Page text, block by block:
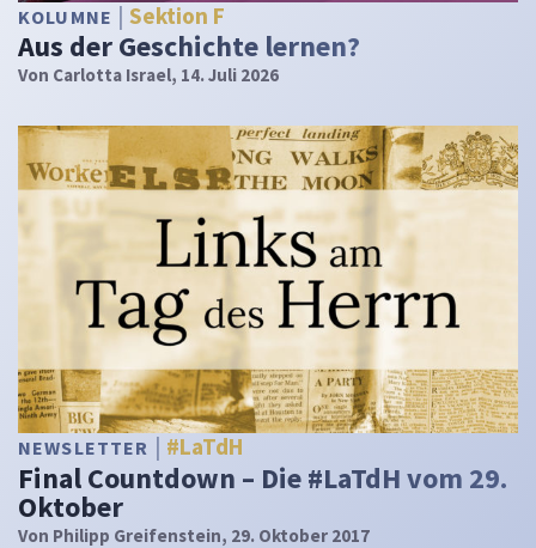
KOLUMNE Sektion F
Aus der Geschichte lernen?
Von Carlotta Israel, 14. Juli 2026
NEWSLETTER #LaTdH
Final Countdown – Die #LaTdH vom 29.
Oktober
Von Philipp Greifenstein, 29. Oktober 2017